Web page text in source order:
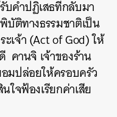
คำปฏิเสธที่กลับมา
บัติทางธรรมชาติเป็น
เจ้า (Act of God) ให้
คานจิ เจ้าของร้าน
มปล่อยให้ครอบครัว
ใจฟ้องเรียกค่าเสีย